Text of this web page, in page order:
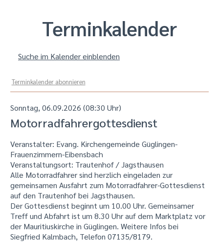
Termin­kalender
Suche im Kalender einblenden
Terminkalender abonnieren
Sonntag, 06.09.2026 (08:30 Uhr)
Motorradfahrergottesdienst
Veranstalter: Evang. Kirchengemeinde Güglingen-
Frauenzimmern-Eibensbach
Veranstaltungsort: Trautenhof / Jagsthausen
Alle Motorradfahrer sind herzlich eingeladen zur
gemeinsamen Ausfahrt zum Motorradfahrer-Gottesdienst
auf den Trautenhof bei Jagsthausen.
Der Gottesdienst beginnt um 10.00 Uhr. Gemeinsamer
Treff und Abfahrt ist um 8.30 Uhr auf dem Marktplatz vor
der Mauritiuskirche in Güglingen. Weitere Infos bei
Siegfried Kalmbach, Telefon 07135/8179.